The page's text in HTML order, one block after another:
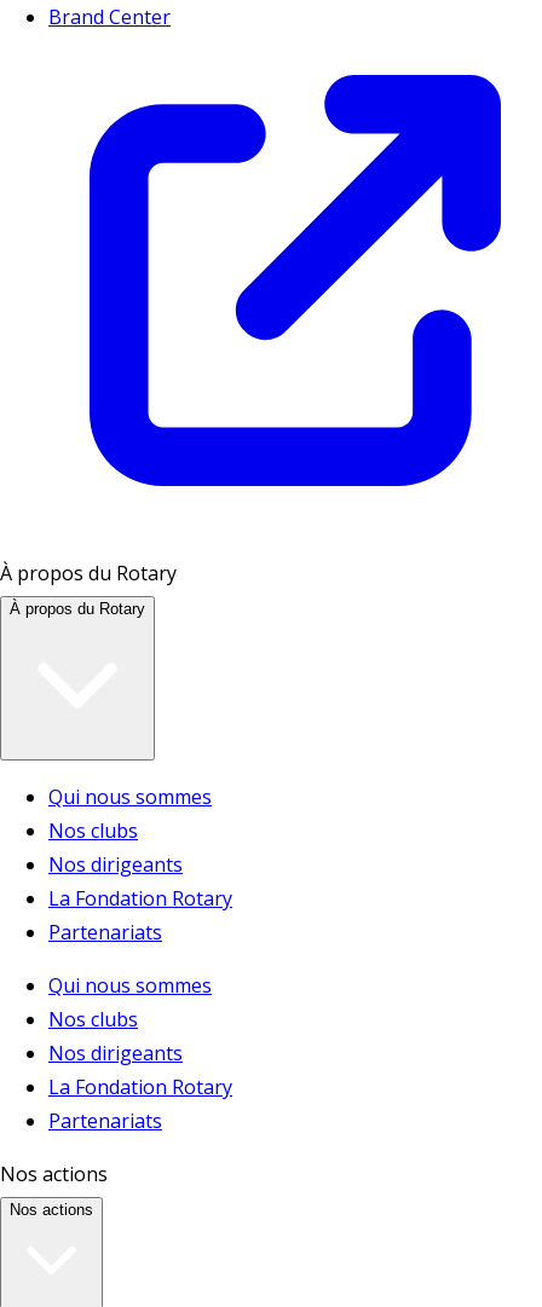
Brand Center
À propos du Rotary
À propos du Rotary
Qui nous sommes
Nos clubs
Nos dirigeants
La Fondation Rotary
Partenariats
Qui nous sommes
Nos clubs
Nos dirigeants
La Fondation Rotary
Partenariats
Nos actions
Nos actions